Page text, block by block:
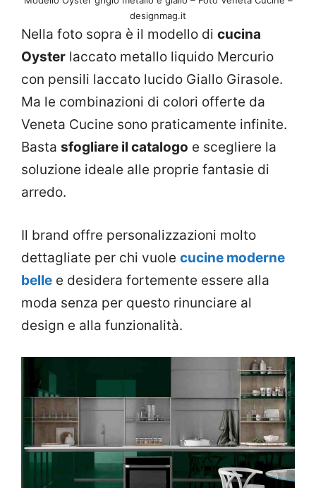
designmag.it
Nella foto sopra è il modello di cucina
Oyster laccato metallo liquido Mercurio
con pensili laccato lucido Giallo Girasole.
Ma le combinazioni di colori offerte da
Veneta Cucine sono praticamente infinite.
Basta sfogliare il catalogo e scegliere la
soluzione ideale alle proprie fantasie di
arredo.
Il brand offre personalizzazioni molto
dettagliate per chi vuole cucine moderne
belle e desidera fortemente essere alla
moda senza per questo rinunciare al
design e alla funzionalità.